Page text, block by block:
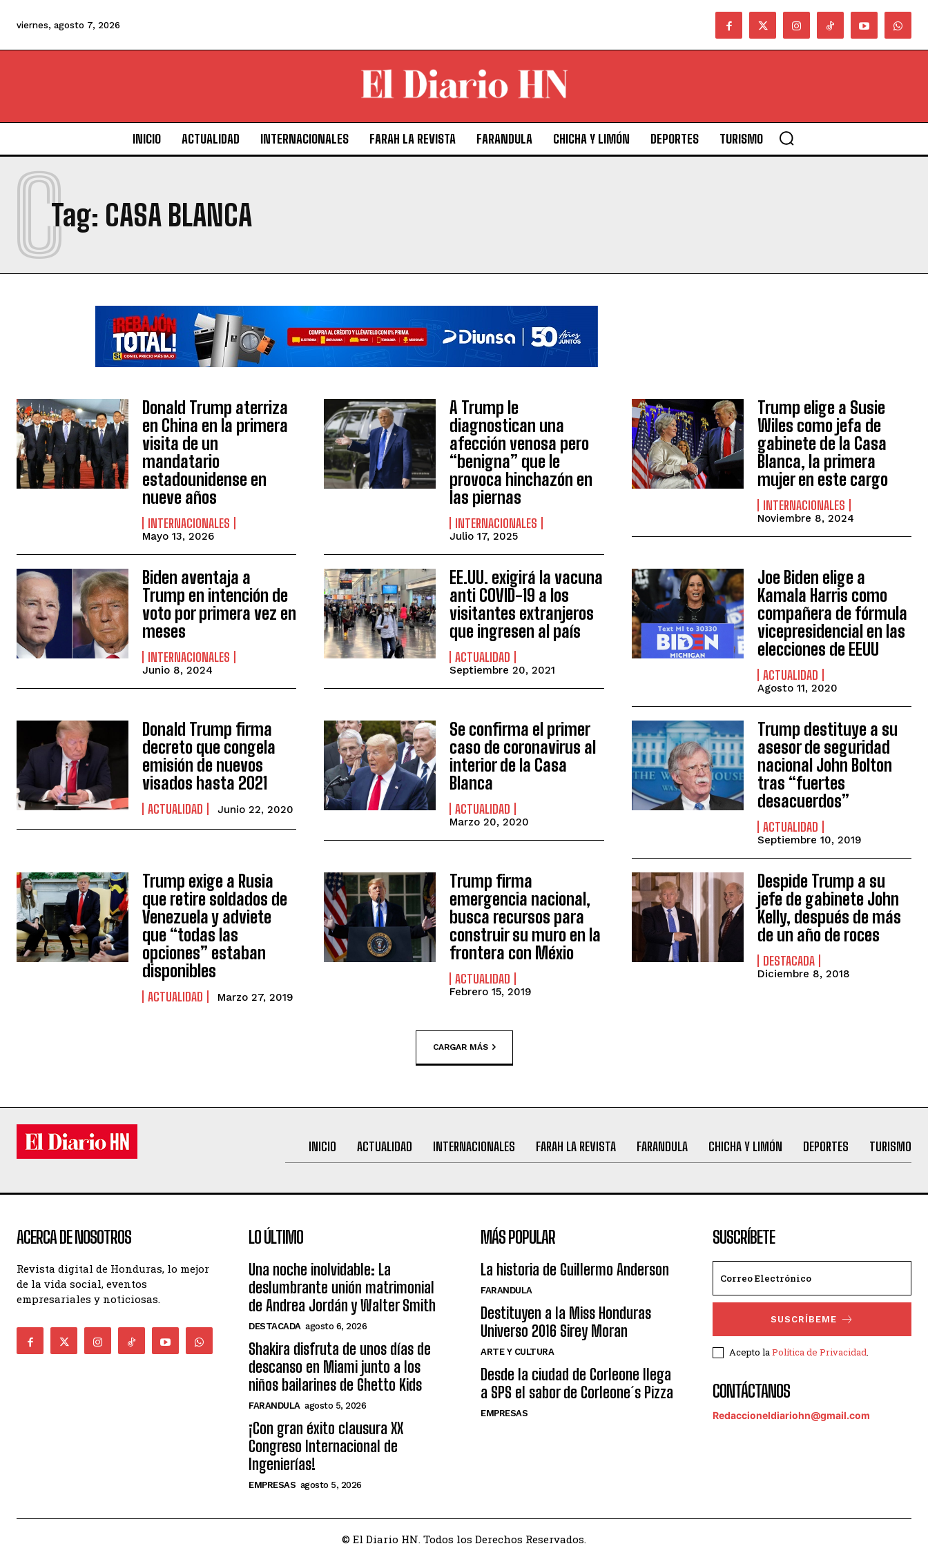
viernes, agosto 7, 2026
INICIO ACTUALIDAD INTERNACIONALES FARAH LA REVISTA FARANDULA CHICHA Y LIMÓN DEPORTES TURISMO
Tag: CASA BLANCA
C
Donald Trump aterriza
en China en la primera
visita de un
mandatario
estadounidense en
nueve años
INTERNACIONALES
Mayo 13, 2026
A Trump le
diagnostican una
afección venosa pero
“benigna” que le
provoca hinchazón en
las piernas
INTERNACIONALES
Julio 17, 2025
Trump elige a Susie
Wiles como jefa de
gabinete de la Casa
Blanca, la primera
mujer en este cargo
INTERNACIONALES
Noviembre 8, 2024
Biden aventaja a
Trump en intención de
voto por primera vez en
meses
INTERNACIONALES
Junio 8, 2024
EE.UU. exigirá la vacuna
anti COVID-19 a los
visitantes extranjeros
que ingresen al país
ACTUALIDAD
Septiembre 20, 2021
Joe Biden elige a
Kamala Harris como
compañera de fórmula
vicepresidencial en las
elecciones de EEUU
ACTUALIDAD
Agosto 11, 2020
Donald Trump firma
decreto que congela
emisión de nuevos
visados hasta 2021
ACTUALIDAD Junio 22, 2020
Se confirma el primer
caso de coronavirus al
interior de la Casa
Blanca
ACTUALIDAD
Marzo 20, 2020
Trump destituye a su
asesor de seguridad
nacional John Bolton
tras “fuertes
desacuerdos”
ACTUALIDAD
Septiembre 10, 2019
Trump exige a Rusia
que retire soldados de
Venezuela y adviete
que “todas las
opciones” estaban
disponibles
ACTUALIDAD Marzo 27, 2019
Trump firma
emergencia nacional,
busca recursos para
construir su muro en la
frontera con Méxio
ACTUALIDAD
Febrero 15, 2019
Despide Trump a su
jefe de gabinete John
Kelly, después de más
de un año de roces
DESTACADA
Diciembre 8, 2018
CARGAR MÁS
INICIO ACTUALIDAD INTERNACIONALES FARAH LA REVISTA FARANDULA CHICHA Y LIMÓN DEPORTES TURISMO
ACERCA DE NOSOTROS
Revista digital de Honduras, lo mejor
de la vida social, eventos
empresariales y noticiosas.
LO ÚLTIMO
Una noche inolvidable: La
deslumbrante unión matrimonial
de Andrea Jordán y Walter Smith
DESTACADA agosto 6, 2026
Shakira disfruta de unos días de
descanso en Miami junto a los
niños bailarines de Ghetto Kids
FARANDULA agosto 5, 2026
¡Con gran éxito clausura XX
Congreso Internacional de
Ingenierías!
EMPRESAS agosto 5, 2026
MÁS POPULAR
La historia de Guillermo Anderson
FARANDULA
Destituyen a la Miss Honduras
Universo 2016 Sirey Moran
ARTE Y CULTURA
Desde la ciudad de Corleone llega
a SPS el sabor de Corleone´s Pizza
EMPRESAS
SUSCRÍBETE
SUSCRÍBEME
Acepto laPolítica de Privacidad.
CONTÁCTANOS
Redaccioneldiariohn@gmail.com
© El Diario HN. Todos los Derechos Reservados.